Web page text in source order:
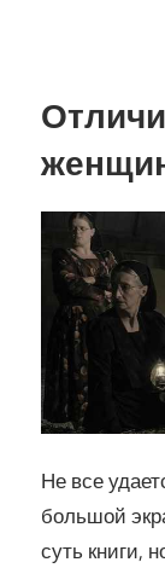
Не все
большой
суть книги,